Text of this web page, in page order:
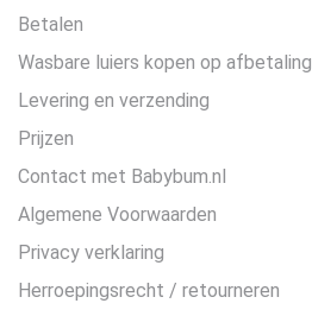
Betalen
Wasbare luiers kopen op afbetaling
Levering en verzending
Prijzen
Contact met Babybum.nl
Algemene Voorwaarden
Privacy verklaring
Herroepingsrecht / retourneren